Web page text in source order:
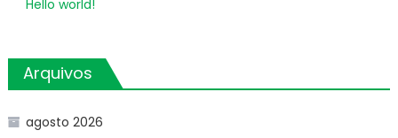
Hello world!
Arquivos
agosto 2026